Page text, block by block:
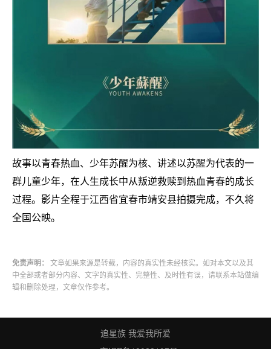
故事以青春热血、少年苏醒为核、讲述以苏醒为代表的一
群儿童少年，在人生成长中从叛逆救赎到热血青春的成长
过程。影片全程于江西省宜春市靖安县拍摄完成，不久将
全国公映。
免责声明：
文章如果来源是转载，内容的真实性未经核实。如对本文以及其
中全部或者部分内容、文字的真实性、完整性、及时性有误，请联系本站做编
辑和删除处理，文章仅作参考。
追星族 我爱我所爱